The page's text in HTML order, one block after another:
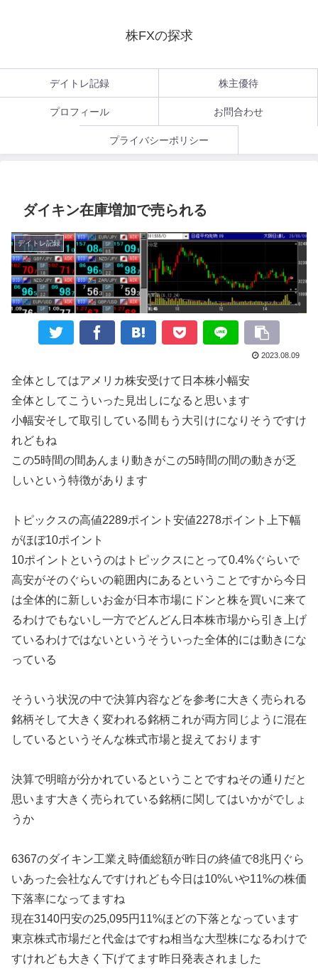
株FXの探求
デイトレ記録 株主優待
プロフィール お問合わせ
プライバシーポリシー
ダイキン在庫増加で売られる
デイトレ記録
2023.08.09
全体としてはアメリカ株安受けて日本株小幅安
全体としてこういった見出しになると思います
小幅安そして取引している間もう大引けになりそうですけ
れどもね
この5時間の間あんまり動きがこの5時間の間の動きが乏
しいという特徴があります
トピックスの高値2289ポイント安値2278ポイント上下幅
がほぼ10ポイント
10ポイントというのはトピックスにとって0.4%ぐらいで
高安がそのぐらいの範囲内にあるということですから今日
は全体的に新しいお金が日本市場にドンと株を買いに来て
るわけでもないし一方でどんどん日本株市場から引き上げ
ているわけではないというそういった全体的には動きにな
っている
そういう状況の中で決算内容などを参考に大きく売られる
銘柄そして大きく変われる銘柄これが両方同じように混在
しているというそんな株式市場と捉えております
決算で明暗が分かれているということですねその通りだと
思います大きく売られている銘柄に関してはいかがでしょ
うか
6367のダイキン工業え時価総額が昨日の終値で8兆円ぐら
いあった会社なんですけれども今日は10%いや11%の株価
下落率になってますね
現在3140円安の25,095円11%ほどの下落となっています
東京株式市場だと代金はですね相当な大型株になるわけで
すけれども大きく下げてます昨日発表されました